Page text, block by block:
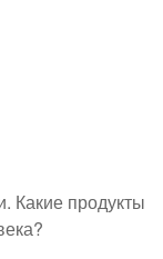
Какие продукты